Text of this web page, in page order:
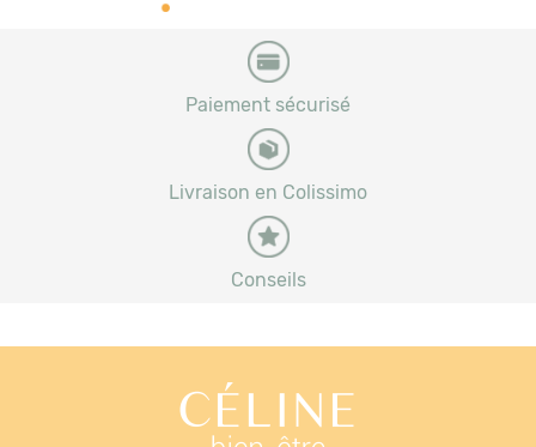
Paiement sécurisé
Livraison en Colissimo
Conseils